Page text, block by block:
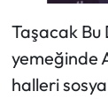
Taşacak Bu
yemeğinde
halleri